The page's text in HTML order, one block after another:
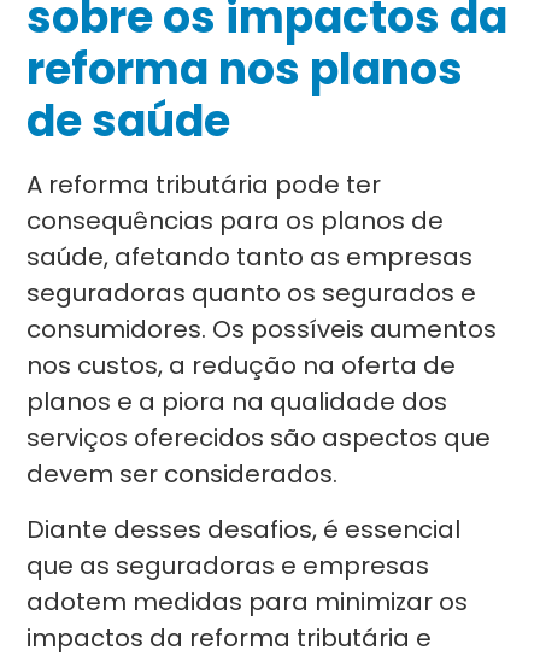
sobre os impactos da
reforma nos planos
de saúde
A reforma tributária pode ter
consequências para os planos de
saúde, afetando tanto as empresas
seguradoras quanto os segurados e
consumidores. Os possíveis aumentos
nos custos, a redução na oferta de
planos e a piora na qualidade dos
serviços oferecidos são aspectos que
devem ser considerados.
Diante desses desafios, é essencial
que as seguradoras e empresas
adotem medidas para minimizar os
impactos da reforma tributária e